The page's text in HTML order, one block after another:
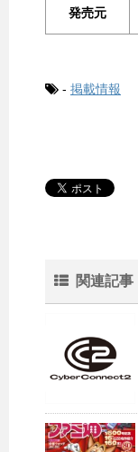
発売元
- 掲載情報
関連記事